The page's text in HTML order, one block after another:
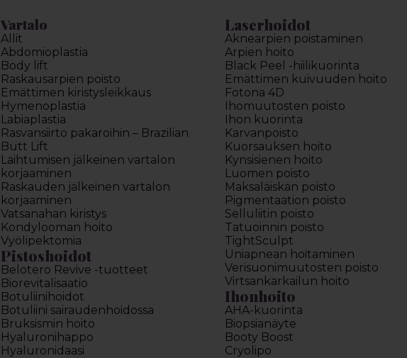
Vartalo
Allit
Abdomioplastia
Body lift
Raskausarpien poisto
Emättimen kiristysleikkaus
Hymenoplastia
Labiaplastia
Rasvansiirto pakaroihin – Brazilian
Butt Lift
Laihtumisen jälkeinen vartalon
korjaaminen
Raskauden jälkeinen vartalon
korjaaminen
Vatsanahan kiristys
Kondylooman hoito
Vyölipektomia
Pistoshoidot
Belotero Revive -tuotteet
Biorevitalisaatio
Botuliinihoidot
Botuliini sairaudenhoidossa
Bruksismin hoito
Hyaluronihappo
Hyaluronidaasi
Laserhoidot
Aknearpien poistaminen
Arpien hoito
Black Peel -hiilikuorinta
Emättimen kuivuuden hoito
Fotona 4D
Ihomuutosten poisto
Ihon kuorinta
Karvanpoisto
Kuorsauksen hoito
Kynsisienen hoito
Luomen poisto
Maksaläiskän poisto
Pigmentaation poisto
Selluliitin poisto
Tatuoinnin poisto
TightSculpt
Uniapnean hoitaminen
Verisuonimuutosten poisto
Virtsankarkailun hoito
Ihonhoito
AHA-kuorinta
Biopsianäyte
Booty Boost
Cryolipo